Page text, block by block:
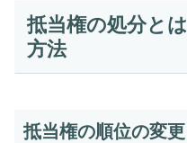
抵当権の処分と
方法
抵当権の順位の変更